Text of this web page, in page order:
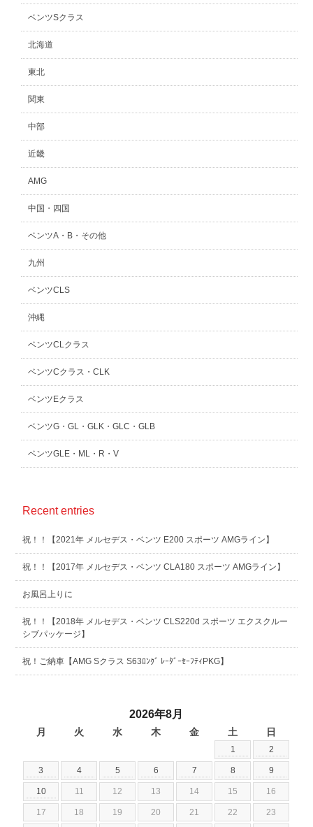
ベンツSクラス
北海道
東北
関東
中部
近畿
AMG
中国・四国
ベンツA・B・その他
九州
ベンツCLS
沖縄
ベンツCLクラス
ベンツCクラス・CLK
ベンツEクラス
ベンツG・GL・GLK・GLC・GLB
ベンツGLE・ML・R・V
Recent entries
祝！！【2021年 メルセデス・ベンツ E200 スポーツ AMGライン】
祝！！【2017年 メルセデス・ベンツ CLA180 スポーツ AMGライン】
お風呂上りに
祝！！【2018年 メルセデス・ベンツ CLS220d スポーツ エクスクルー
シブパッケージ】
祝！ご納車【AMG Sクラス S63ﾛﾝｸﾞ ﾚｰﾀﾞｰｾｰﾌﾃｨPKG】
2026年8月
月 火 水 木 金 土 日
1 2
3 4 5 6 7 8 9
10 11 12 13 14 15 16
17 18 19 20 21 22 23